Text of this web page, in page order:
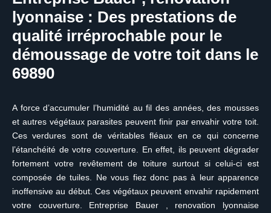
lyonnaise : Des prestations de
qualité irréprochable pour le
démoussage de votre toit dans le
69890
A force d’accumuler l’humidité au fil des années, des mousses
et autres végétaux parasites peuvent finir par envahir votre toit.
Ces verdures sont de véritables fléaux en ce qui concerne
l’étanchéité de votre couverture. En effet, ils peuvent dégrader
fortement votre revêtement de toiture surtout si celui-ci est
composée de tuiles. Ne vous fiez donc pas à leur apparence
inoffensive au début. Ces végétaux peuvent envahir rapidement
votre couverture. Entreprise Bauer , renovation lyonnaise